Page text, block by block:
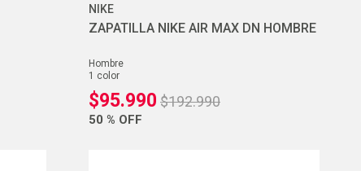
NIKE
ZAPATILLA NIKE AIR MAX DN HOMBRE
hombre
1 color
$95.990 $192.990
50 % OFF